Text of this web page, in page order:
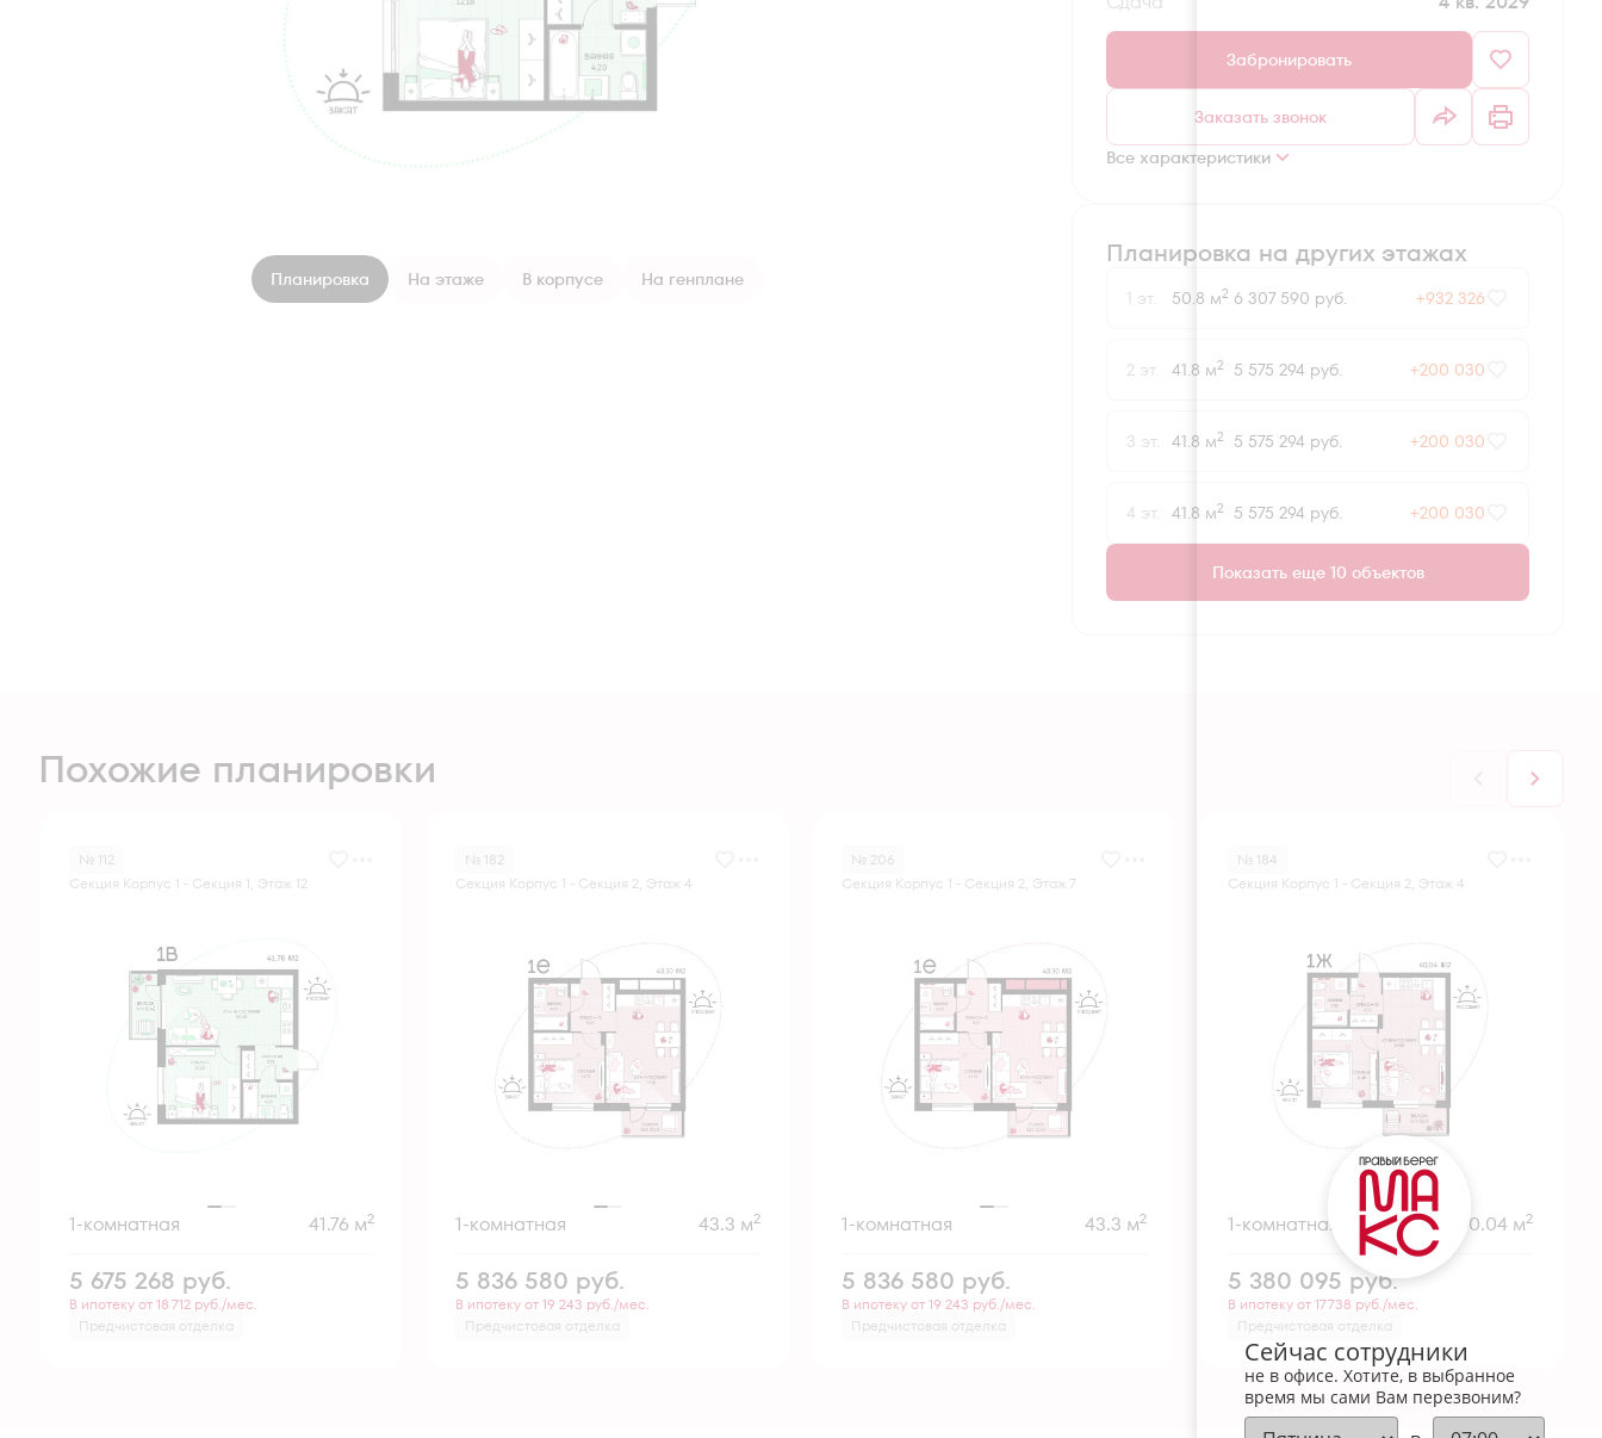
Планировка На этаже В корпусе На генплане
Забронировать
Заказать звонок
Все характеристики
Планировка на других этажах
1 эт. 50.8 м2 6 307 590 руб. +932 326
2 эт. 41.8 м2 5 575 294 руб. +200 030
3 эт. 41.8 м2 5 575 294 руб. +200 030
4 эт. 41.8 м2 5 575 294 руб. +200 030
Показать еще 10 объектов
Похожие планировки
№ 112
Секция Корпус 1 - Секция 1, Этаж 12
1-комнатная 41.76 м2
5 675 268 руб.
В ипотеку от 18 712 руб./мес.
Предчистовая отделка
№ 182
Секция Корпус 1 - Секция 2, Этаж 4
1-комнатная 43.3 м2
5 836 580 руб.
В ипотеку от 19 243 руб./мес.
Предчистовая отделка
№ 206
Секция Корпус 1 - Секция 2, Этаж 7
1-комнатная 43.3 м2
5 836 580 руб.
В ипотеку от 19 243 руб./мес.
Предчистовая отделка
№ 184
Секция Корпус 1 - Секция 2, Этаж 4
1-комнатная 40.04 м2
5 380 095 руб.
В ипотеку от 17 738 руб./мес.
Предчистовая отделка
Сейчас сотрудники
не в офисе. Хотите, в выбранное
время мы сами Вам перезвоним?